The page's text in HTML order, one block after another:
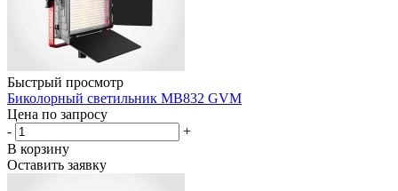
Быстрый просмотр
Биколорный светильник MB832 GVM
Цена по запросу
-
+
В корзину
Оставить заявку